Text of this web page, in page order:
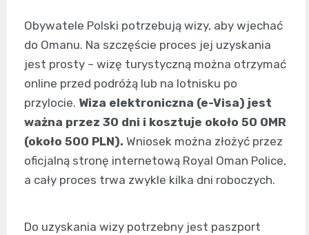
Obywatele Polski potrzebują wizy, aby wjechać
do Omanu. Na szczęście proces jej uzyskania
jest prosty – wizę turystyczną można otrzymać
online przed podróżą lub na lotnisku po
przylocie. Wiza elektroniczna (e-Visa) jest
ważna przez 30 dni i kosztuje około 50 OMR
(około 500 PLN). Wniosek można złożyć przez
oficjalną stronę internetową Royal Oman Police,
a cały proces trwa zwykle kilka dni roboczych.
Do uzyskania wizy potrzebny jest paszport